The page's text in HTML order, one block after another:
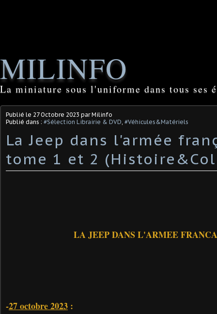
MILINFO
La miniature sous l'uniforme dans tous ses
Publié le 27 Octobre 2023 par Milinfo
Publié dans : #Sélection Librairie & DVD, #Véhicules&Matériels
La Jeep dans l'armée
tome 1 et 2
LA JEEP DANS L'ARMEE
-27 octobre 2023 :